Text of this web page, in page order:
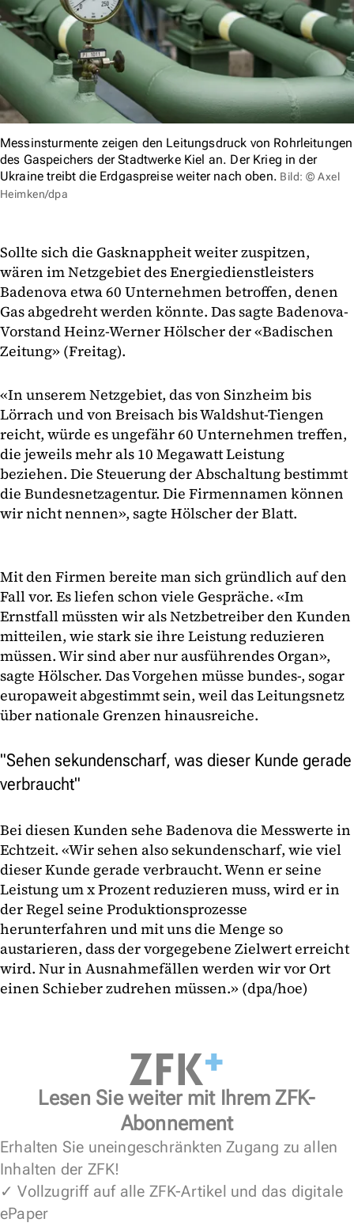
Messinsturmente zeigen den Leitungsdruck von Rohrleitungen
des Gaspeichers der Stadtwerke Kiel an. Der Krieg in der
Ukraine treibt die Erdgaspreise weiter nach oben. Bild: © Axel
Heimken/dpa
Sollte sich die Gasknappheit weiter zuspitzen,
wären im Netzgebiet des Energiedienstleisters
Badenova etwa 60 Unternehmen betroffen, denen
Gas abgedreht werden könnte. Das sagte Badenova-
Vorstand Heinz-Werner Hölscher der «Badischen
Zeitung» (Freitag).
«In unserem Netzgebiet, das von Sinzheim bis
Lörrach und von Breisach bis Waldshut-Tiengen
reicht, würde es ungefähr 60 Unternehmen treffen,
die jeweils mehr als 10 Megawatt Leistung
beziehen. Die Steuerung der Abschaltung bestimmt
die Bundesnetzagentur. Die Firmennamen können
wir nicht nennen», sagte Hölscher der Blatt.
Mit den Firmen bereite man sich gründlich auf den
Fall vor. Es liefen schon viele Gespräche. «Im
Ernstfall müssten wir als Netzbetreiber den Kunden
mitteilen, wie stark sie ihre Leistung reduzieren
müssen. Wir sind aber nur ausführendes Organ»,
sagte Hölscher. Das Vorgehen müsse bundes-, sogar
europaweit abgestimmt sein, weil das Leitungsnetz
über nationale Grenzen hinausreiche.
"Sehen sekundenscharf, was dieser Kunde gerade
verbraucht"
Bei diesen Kunden sehe Badenova die Messwerte in
Echtzeit. «Wir sehen also sekundenscharf, wie viel
dieser Kunde gerade verbraucht. Wenn er seine
Leistung um x Prozent reduzieren muss, wird er in
der Regel seine Produktionsprozesse
herunterfahren und mit uns die Menge so
austarieren, dass der vorgegebene Zielwert erreicht
wird. Nur in Ausnahmefällen werden wir vor Ort
einen Schieber zudrehen müssen.» (dpa/hoe)
Lesen Sie weiter mit Ihrem ZFK-
Abonnement
Erhalten Sie uneingeschränkten Zugang zu allen
Inhalten der ZFK!
✓ Vollzugriff auf alle ZFK-Artikel und das digitale
ePaper